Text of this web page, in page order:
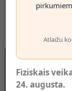
Atlaižu
Fiziskais
24. augusta.